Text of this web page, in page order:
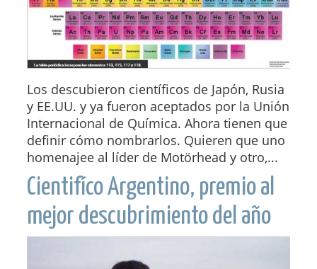
Los descubieron científicos de Japón, Rusia
y EE.UU. y ya fueron aceptados por la Unión
Internacional de Química. Ahora tienen que
definir cómo nombrarlos. Quieren que uno
homenajee al líder de Motörhead y otro,...
Cientifíco Argentino, premio al
mejor descubrimiento del año